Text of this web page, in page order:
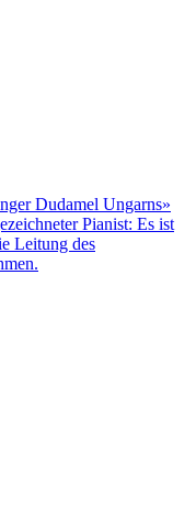
Dudamel Ungarns»
Pianist: Es ist
Leitung des